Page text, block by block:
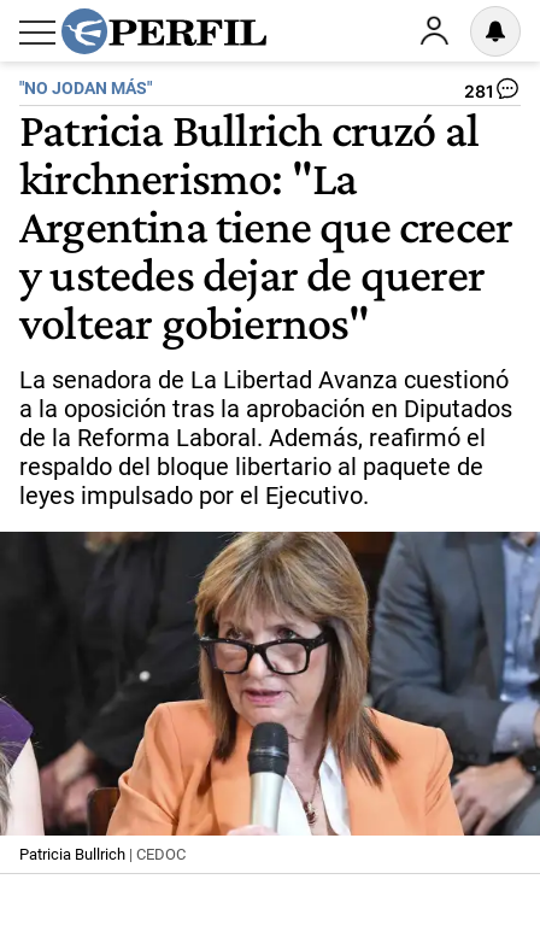
"NO JODAN MÁS" 281
Patricia Bullrich cruzó al
kirchnerismo: "La
Argentina tiene que crecer
y ustedes dejar de querer
voltear gobiernos"
La senadora de La Libertad Avanza cuestionó
a la oposición tras la aprobación en Diputados
de la Reforma Laboral. Además, reafirmó el
respaldo del bloque libertario al paquete de
leyes impulsado por el Ejecutivo.
Patricia Bullrich | CEDOC